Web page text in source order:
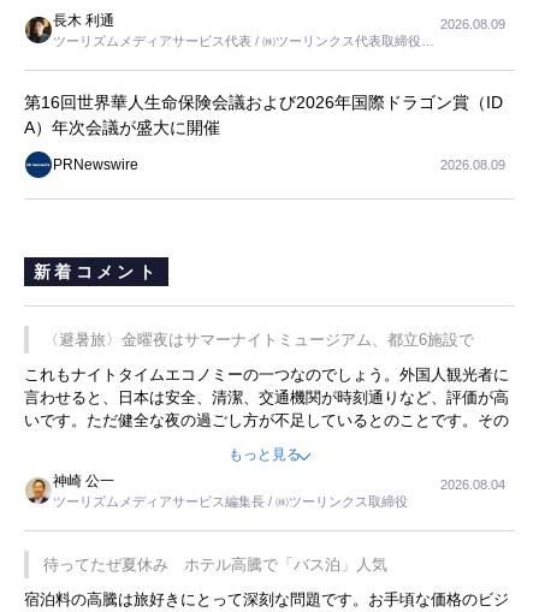
長木 利通
ツーリズムメディアサービス代表 / ㈱ツーリンクス代表取締役社
2026.08.09
第16回世界華人生命保険会議および2026年国際ドラゴン賞（ID
A）年次会議が盛大に開催
PRNewswire 2026.08.09
新着コメント
〈避暑旅〉金曜夜はサマーナイトミュージアム、都立6施設で
これもナイトタイムエコノミーの一つなのでしょう。外国人観光者に
言わせると、日本は安全、清潔、交通機関が時刻通りなど、評価が高
いです。ただ健全な夜の過ごし方が不足しているとのことです。その
ような意味で、金曜夜にこのようなイベントが行われれば、日本人に
限らず外国人にとっても楽しみが増えるでしょうね。
もっと見る
神崎 公一
ツーリズムメディアサービス編集長 / ㈱ツーリンクス取締役
2026.08.04
待ってたぜ夏休み ホテル高騰で「バス泊」人気
宿泊料の高騰は旅好きにとって深刻な問題です。お手頃な価格のビジ